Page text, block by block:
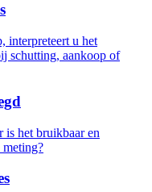
interpreteert u het
schutting, aankoop of
is het bruikbaar en
meting?